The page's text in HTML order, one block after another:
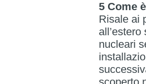
5 Come
Risale ai
nucleari